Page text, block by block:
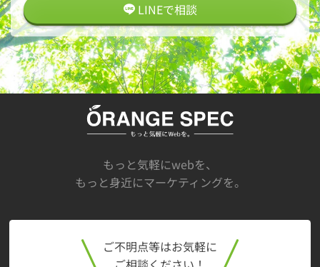
LINEで相談
もっと気軽にwebを、
もっと身近にマーケティングを。
ご不明点等はお気軽に